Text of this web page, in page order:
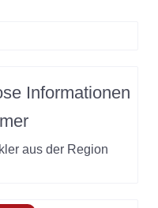
Informationen
aus der Region